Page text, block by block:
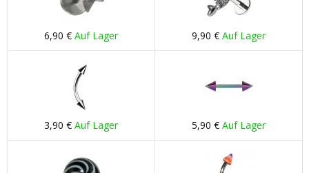
6,90 € Auf Lager 9,90 € Auf Lager
3,90 € Auf Lager 5,90 € Auf Lager